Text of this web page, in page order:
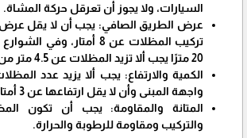
السيارات، ولا يجوز أن تعرقل حركة المشاة.
عرض الطريق الصافي: يجب أن لا يقل عرض
تركيب المظلات عن 8 أمتار،
20 مترًا يجب ألا تزيد المظلات عن 4.5 متر من جدار المبنى.
واجهة المبنى وأن لا يقل ارتفاعها عن 3 أمتار.
المتانة والمقاومة: يجب أن تكون
والتركيب ومقاومة للرطوبة والحرارة.